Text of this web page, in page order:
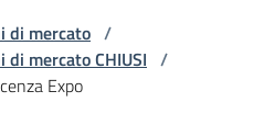
di mercato /
mercato CHIUSI /
Expo